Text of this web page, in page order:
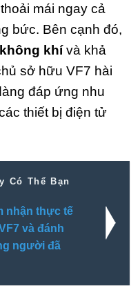
mái ngay cả
bức. Bên cạnh đó,
khívà khả
sở hữu VF7 hài
đáp ứng nhu
thiết bị điện tử
Có Thể Bạn
nhận thực tế
và đánh
người đã